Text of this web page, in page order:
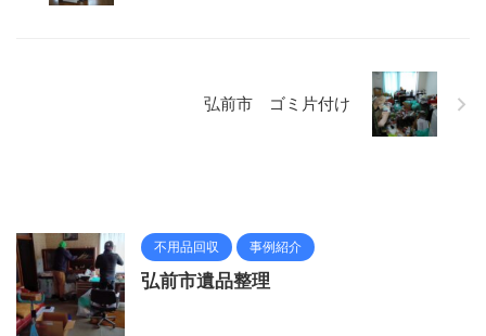
弘前市 ゴミ片付け
不用品回収 事例紹介
弘前市遺品整理